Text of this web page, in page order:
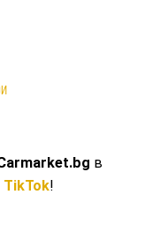
в
TikTok!